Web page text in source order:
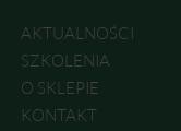
AKTUALNOŚCI
SZKOLENIA
O SKLEPIE
KONTAKT